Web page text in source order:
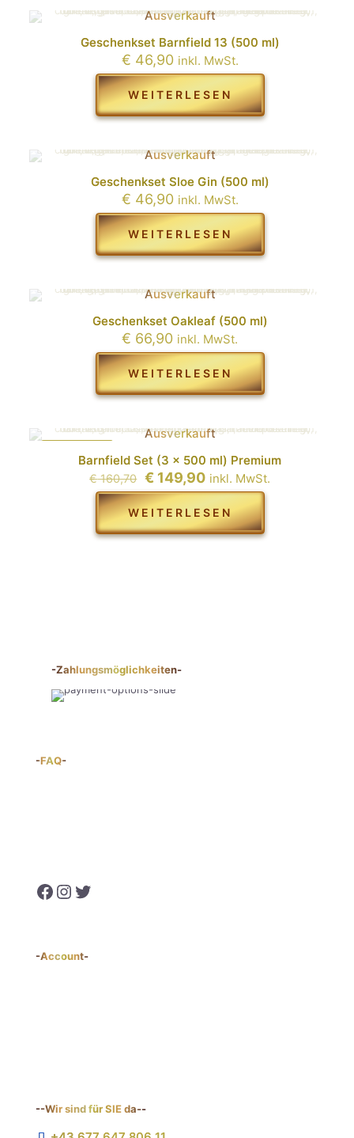
Ausverkauft
Geschenkset Barnfield 13 (500 ml)
€ 46,90 inkl. MwSt.
WEITERLESEN
Ausverkauft
Geschenkset Sloe Gin (500 ml)
€ 46,90 inkl. MwSt.
WEITERLESEN
Ausverkauft
Geschenkset Oakleaf (500 ml)
€ 66,90 inkl. MwSt.
WEITERLESEN
Ausverkauft
Barnfield Set (3 x 500 ml) Premium
€160,70 Ursprünglicher
Preis
war:
€ 160,70
€ 149,90Aktueller
Preis
ist:
€ 149,90.
inkl. MwSt.
WEITERLESEN
-Zahlungsmöglichkeiten-
-FAQ-
Facebook
Instagram
Twitter
-Account-
--Wir sind für SIE da--